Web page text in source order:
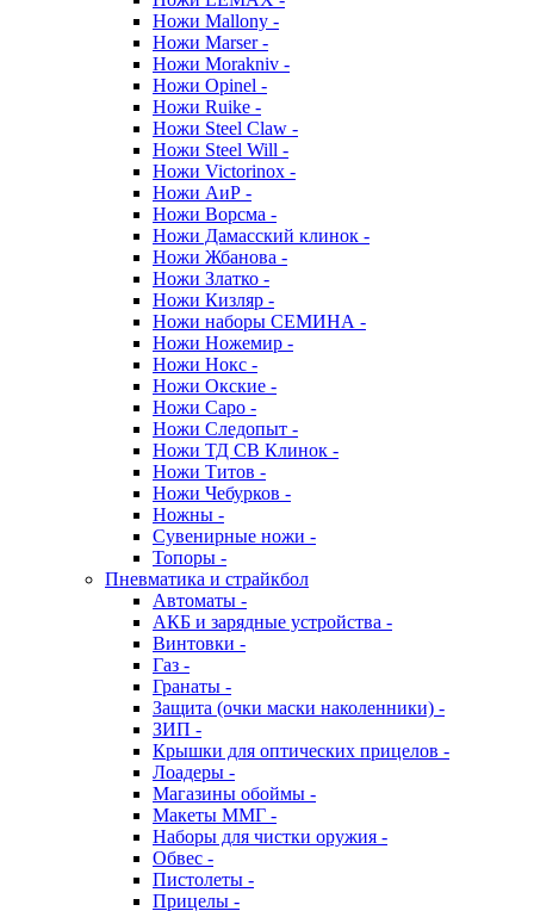
Ножи Mallony -
Ножи Marser -
Ножи Morakniv -
Ножи Opinel -
Ножи Ruike -
Ножи Steel Claw -
Ножи Steel Will -
Ножи Victorinox -
Ножи АиР -
Ножи Ворсма -
Ножи Дамасский клинок -
Ножи Жбанова -
Ножи Златко -
Ножи Кизляр -
Ножи наборы СЕМИНА -
Ножи Ножемир -
Ножи Нокс -
Ножи Окские -
Ножи Саро -
Ножи Следопыт -
Ножи ТД СВ Клинок -
Ножи Титов -
Ножи Чебурков -
Ножны -
Сувенирные ножи -
Топоры -
Пневматика и страйкбол
Автоматы -
АКБ и зарядные устройства -
Винтовки -
Газ -
Гранаты -
Защита (очки маски наколенники) -
ЗИП -
Крышки для оптических прицелов -
Лоадеры -
Магазины обоймы -
Макеты ММГ -
Наборы для чистки оружия -
Обвес -
Пистолеты -
Прицелы -